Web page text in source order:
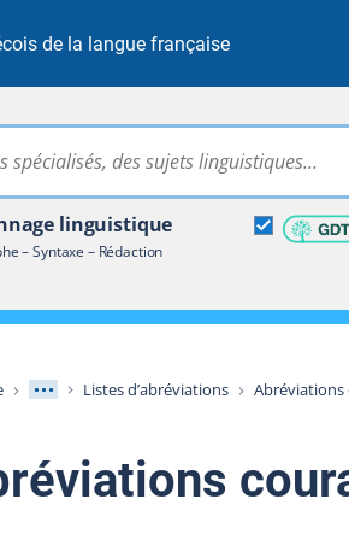
de la langue française
linguistique
– Syntaxe – Rédaction
terminologique
Afficher les niveaux
Listes d’abréviations Abréviations